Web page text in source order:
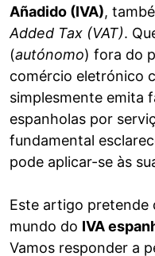
Añadido (IVA),
Added Tax (VAT).
(autónomo) fora do
comércio eletrónico
simplesmente emita
espanholas por
fundamental
pode aplicar-se às
Este artigo pretende
mundo do IVA
Vamos responder a